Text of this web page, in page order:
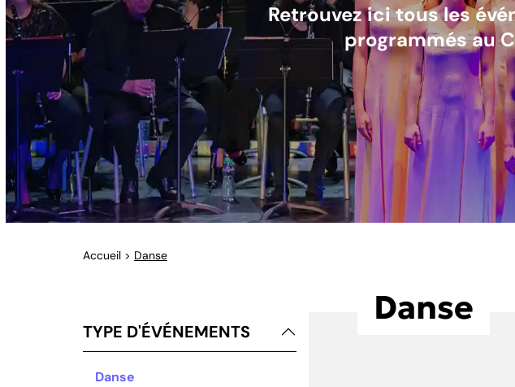
Retrouvez ici tous les
programmés au
Accueil > Danse
Danse
TYPE D'ÉVÉNEMENTS
Danse